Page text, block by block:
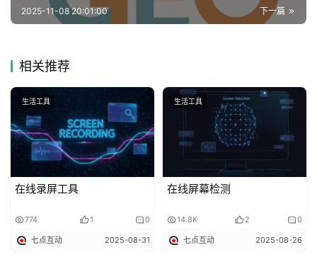
下一篇
2025-11-08 20:01:00
相关推荐
生活工具
在线录屏工具
774 1 0
七点互动 2025-08-31
生活工具
在线屏幕检测
14.8K 2 0
七点互动 2025-08-26